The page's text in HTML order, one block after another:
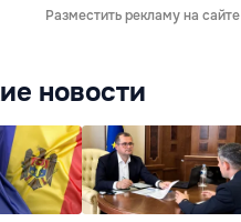
Разместить рекламу на сайте
новости